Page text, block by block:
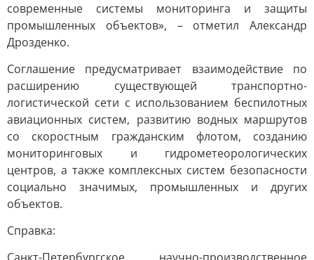
современные системы мониторинга и защиты
промышленных объектов», – отметил Александр
Дрозденко.
Соглашение предусматривает взаимодействие по
расширению существующей транспортно-
логистической сети с использованием беспилотных
авиационных систем, развитию водных маршрутов
со скоростным гражданским флотом, созданию
мониторинговых и гидрометеорологических
центров, а также комплексных систем безопасности
социально значимых, промышленных и других
объектов.
Справка: